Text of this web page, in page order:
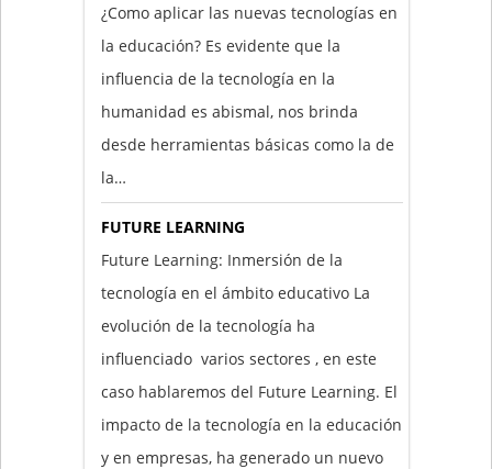
¿Como aplicar las nuevas tecnologías en
la educación? Es evidente que la
influencia de la tecnología en la
humanidad es abismal, nos brinda
desde herramientas básicas como la de
la…
FUTURE LEARNING
Future Learning: Inmersión de la
tecnología en el ámbito educativo La
evolución de la tecnología ha
influenciado varios sectores , en este
caso hablaremos del Future Learning. El
impacto de la tecnología en la educación
y en empresas, ha generado un nuevo